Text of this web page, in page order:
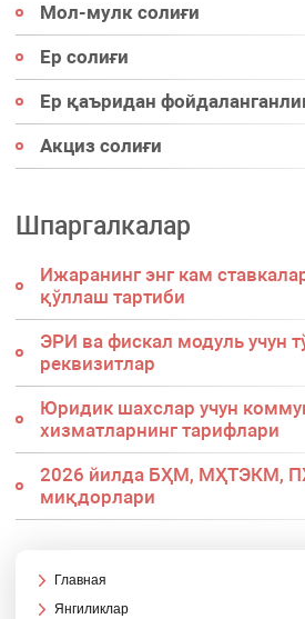
Мол-мулк солиғи
Ер солиғи
Ер қаъридан
Акциз солиғи
Шпаргалкалар
Ижаранинг энг кам
қўллаш тартиби
ЭРИ ва фискал модуль учун
реквизитлар
Юридик шахслар учун
хизматларнинг тарифлари
2026 йилда БҲМ, МҲТЭКМ,
миқдорлари
Главная
Янгиликлар